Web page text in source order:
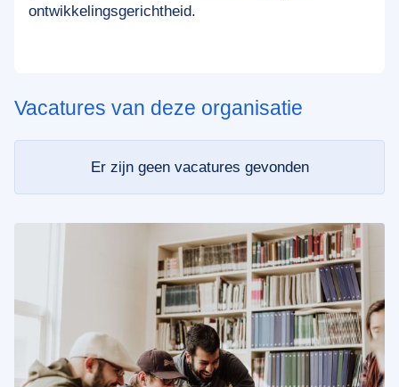
ontwikkelingsgerichtheid.
Vacatures van deze organisatie
Er zijn geen vacatures gevonden